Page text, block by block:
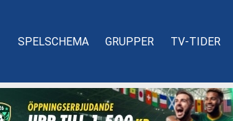
SPELSCHEMA GRUPPER TV-TIDER